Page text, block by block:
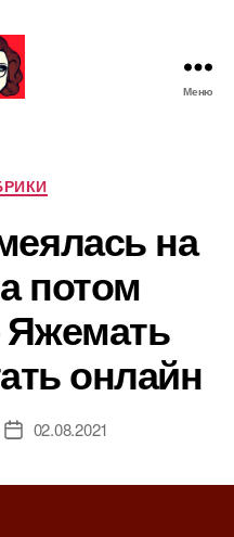
Меню
на
потом
Яжемать
онлайн
Д 02.08.2021